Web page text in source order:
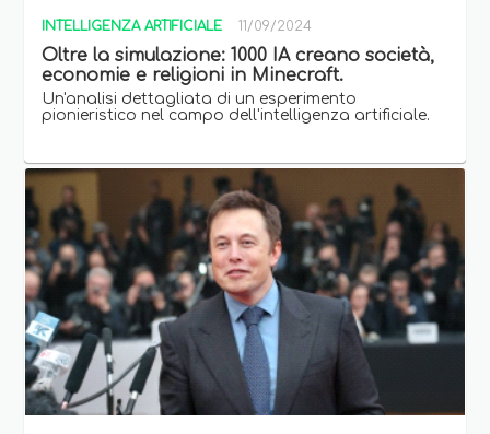
INTELLIGENZA ARTIFICIALE 11/09/2024
Oltre la simulazione: 1000 IA creano società,
economie e religioni in Minecraft.
Un'analisi dettagliata di un esperimento
pionieristico nel campo dell'intelligenza artificiale.